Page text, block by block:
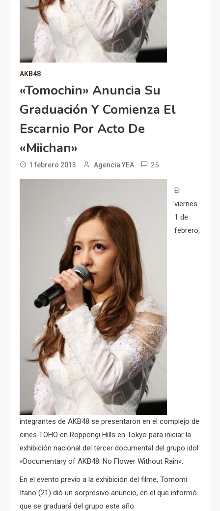
AKB48
«Tomochin» Anuncia Su
Graduación Y Comienza El
Escarnio Por Acto De
«Miichan»
1 febrero 2013 Agencia YEA 25
El
viernes
1 de
febrero,
integrantes de AKB48 se presentaron en el complejo de
cines TOHO en Roppongi Hills en Tokyo para iniciar la
exhibición nacional del tercer documental del grupo idol
«Documentary of AKB48: No Flower Without Rain».
En el evento previo a la exhibición del filme, Tomomi
Itano (21) dió un sorpresivo anuncio, en el que informó
que se graduará del grupo este año.